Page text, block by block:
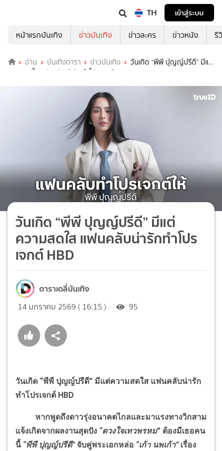
TH
เข้าสู่ระบบ
หน้าแรกบันเทิง
ข่าวบันเทิง ข่าวละคร ข่าวหนัง รี
อ่าน บันเทิงดารา ข่าวบันเทิง
วันเกิด “พีพี ปุญญ์ปรีดี” มีแต่
ความสดใส แฟนคลับน่ารักทำโปรเจกต์ HBD
วันเกิด “พีพี ปุญญ์ปรีดี” มีแต่
ความสดใส แฟนคลับน่ารักทำโปร
เจกต์ HBD
ดาราเดลี่บันเทิง
14 มกราคม 2569 ( 16:15 ) 95
วันเกิด “พีพี ปุญญ์ปรีดี” มีแต่ความสดใส แฟนคลับน่ารัก
ทำโปรเจกต์ HBD
หากพูดถึงดาวรุ่งอนาคตไกลและมาแรงทางวิกสาม
แจ้งเกิดจากผลงานสุดปัง “ดวงใจเทวพรหม” ต้องมีเธอคน
นี้ “พีพี ปุญญ์ปรีดี”จับคู่พระเอกหล่อ “เก้า นพเก้า”เรื่อง